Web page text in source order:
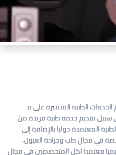
الخدمات الطبية المتميزة على يد
سبيل تقديم خدمة طبية فريدة من
المعتمدة دوليا بالإضافة إلى
في مجال طب وجراحة العيون.
معتمدا لكل المتخصصين في مجال